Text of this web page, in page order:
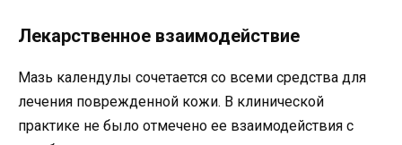
Лекарственное взаимодействие
Мазь календулы сочетается со всеми средства для
лечения поврежденной кожи. В клинической
практике не было отмечено ее взаимодействия с